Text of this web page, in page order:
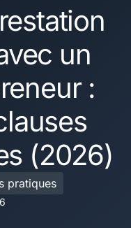
un
:
(2026)
pratiques